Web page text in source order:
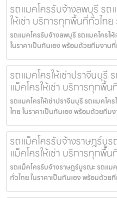
รถแมคโครรับจ้างลพบุรี รถ
ให้เช่า บริการทุกพื้นที่ทั่วไทย
รถแมคโครรับจ้างลพบุรี รถแมคโครให้
ในราคาเป็นกันเอง พร้อมด้วยทีมงาน
รถแมคโครให้เช่าปราจีนบุรี
แม็คโครให้เช่า บริการทุกพื้
รถแมคโครให้เช่าปราจีนบุรี รถแมคโค
ไทย ในราคาเป็นกันเอง พร้อมด้วยที
รถแม็คโครรับจ้างราษฎร์บู
แม็คโครให้เช่า บริการทุกพื้
รถแม็คโครรับจ้างราษฎร์บูรณะ รถแม
ทั่วไทย ในราคาเป็นกันเอง พร้อมด้วย